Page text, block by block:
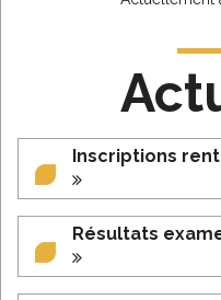
Inscriptions
Résultats